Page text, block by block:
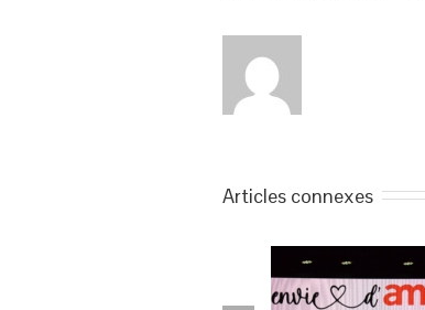
Articles connexes